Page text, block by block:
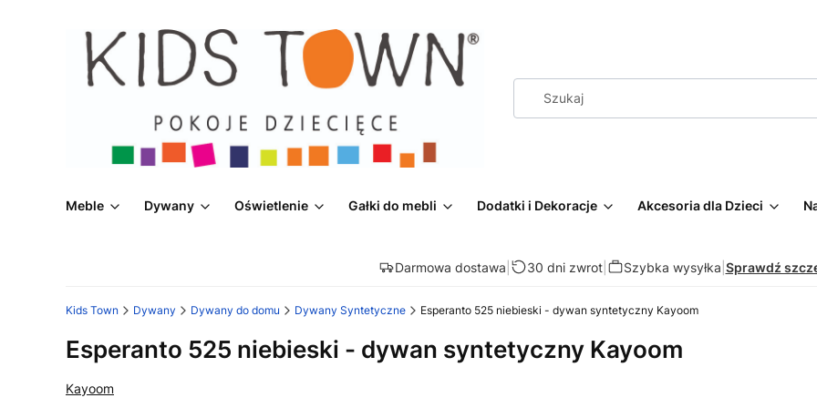
Meble Dywany Oświetlenie Gałki do mebli Dodatki i Dekoracje Akcesoria dla Dzieci
Darmowa dostawa 30 dni zwrot| Szybka wysyłka Sprawdź
Kids Town Dywany Dywany do domu Dywany Syntetyczne Esperanto 525 niebieski - dywan syntetyczny Kayoom
Esperanto 525 niebieski - dywan syntetyczny Kayoom
Kayoom